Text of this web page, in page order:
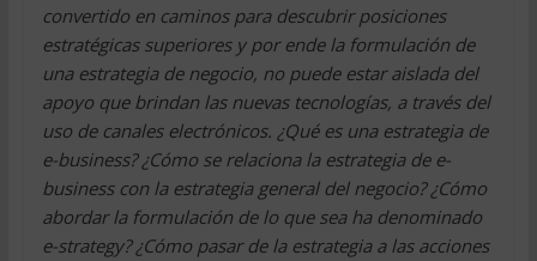
convertido en caminos para descubrir posiciones
estratégicas superiores y por ende la formulación de
una estrategia de negocio, no puede estar aislada del
apoyo que brindan las nuevas tecnologías, a través del
uso de canales electrónicos. ¿Qué es una estrategia de
e-business? ¿Cómo se relaciona la estrategia de e-
business con la estrategia general del negocio? ¿Cómo
abordar la formulación de lo que sea ha denominado
e-strategy? ¿Cómo pasar de la estrategia a las acciones